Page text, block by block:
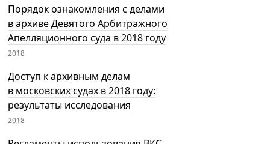
Порядок ознакомления с делами
в архиве Девятого Арбитражного
Апелляционного суда в 2018 году
2018
Доступ к архивным делам
в московских судах в 2018 году:
результаты исследования
2018